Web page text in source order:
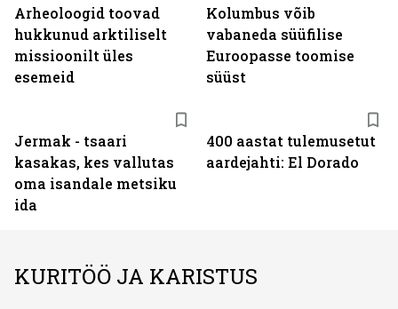
Arheoloogid toovad
hukkunud arktiliselt
missioonilt üles
esemeid
Kolumbus võib
vabaneda süüfilise
Euroopasse toomise
süüst
Jermak - tsaari
kasakas, kes vallutas
oma isandale metsiku
ida
400 aastat tulemusetut
aardejahti: El Dorado
KURITÖÖ JA KARISTUS